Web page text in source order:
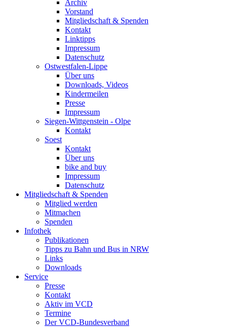
Archiv
Vorstand
Mitgliedschaft & Spenden
Kontakt
Linktipps
Impressum
Datenschutz
Ostwestfalen-Lippe
Über uns
Downloads, Videos
Kindermeilen
Presse
Impressum
Siegen-Wittgenstein - Olpe
Kontakt
Soest
Kontakt
Über uns
bike and buy
Impressum
Datenschutz
Mitgliedschaft & Spenden
Mitglied werden
Mitmachen
Spenden
Infothek
Publikationen
Tipps zu Bahn und Bus in NRW
Links
Downloads
Service
Presse
Kontakt
Aktiv im VCD
Termine
Der VCD-Bundesverband